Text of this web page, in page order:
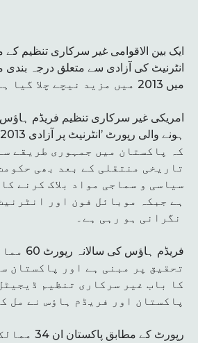
ایک بین الاقوامی غیر سرکاری تنظیم کے
میں 2013 میں مزید نیچے چلا گیا ہے۔
امریکی غیر سرکاری تنظیم فریڈم
کہ پاکستان میں جمہوری طریقے
تاریخی منتقلی کے بعد بھی
سیاسی و سماجی مواد بلاک کرنے
ہے جبکہ موبائل فون اور
نگرانی ہو رہی ہے۔
فریڈم
تحقیق پر مبنی ہے اور پاکستان
کا باب غیر سرکاری تنظیم
پاکستان اور فریڈم ہاؤس نے مل
رپورٹ کے